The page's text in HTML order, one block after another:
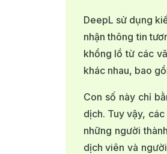
DeepL sử dụng
nhận thông tin
khổng lồ từ các
khác nhau, bao
Con số này chỉ
dịch. Tuy vậy,
những người
dịch viên và